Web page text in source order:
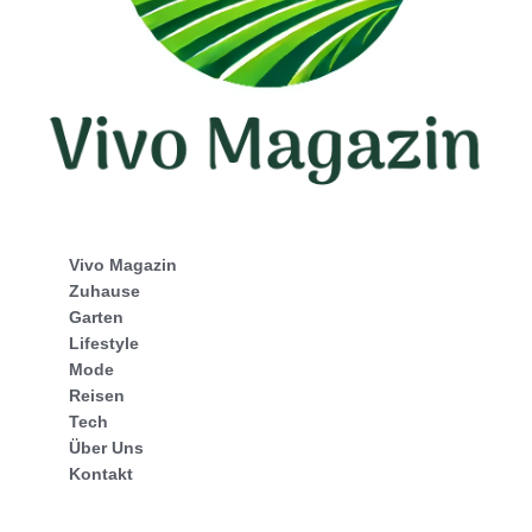
Vivo Magazin
Zuhause
Garten
Lifestyle
Mode
Reisen
Tech
Über Uns
Kontakt